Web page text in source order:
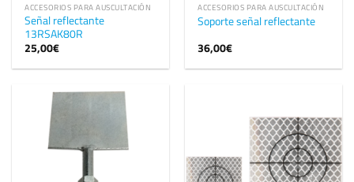
ACCESORIOS PARA AUSCULTACIÓN
Señal reflectante
13RSAK80R
25,00€
ACCESORIOS PARA AUSCULTACIÓN
Soporte señal reflectante
36,00€